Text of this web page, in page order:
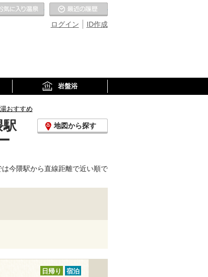
ID作成
ログイン
お気に入りの温泉
岩盤浴
おすすめ
駅
地図から探す
今隈駅から直線距離で近い順で
日帰り 宿泊